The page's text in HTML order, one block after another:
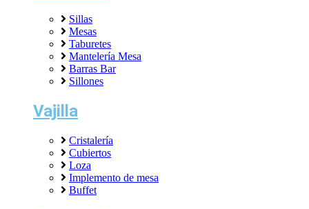
Sillas
Mesas
Taburetes
Mantelería Mesa
Barras Bar
Sillones
Vajilla
Cristalería
Cubiertos
Loza
Implemento de mesa
Buffet